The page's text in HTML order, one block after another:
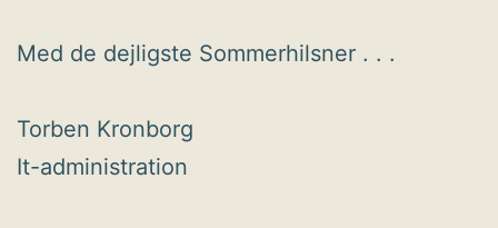
Med de dejligste Sommerhilsner . . .
Torben Kronborg
It-administration